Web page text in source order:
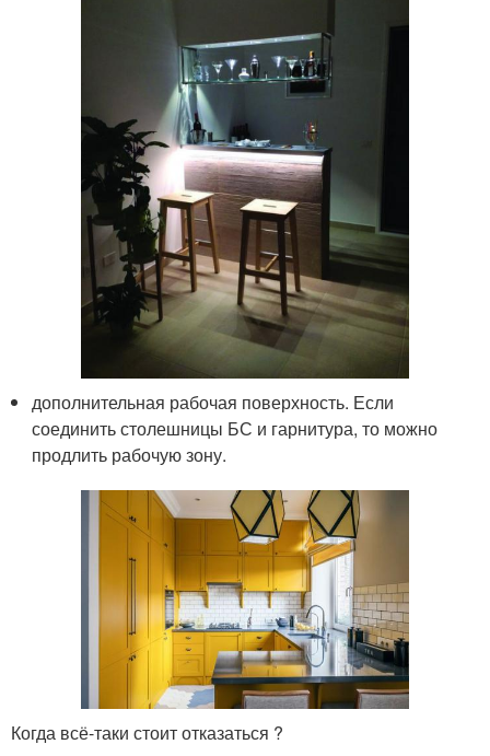
дополнительная рабочая поверхность. Если
соединить столешницы БС и гарнитура, то можно
продлить рабочую зону.
Когда всё-таки стоит отказаться ?